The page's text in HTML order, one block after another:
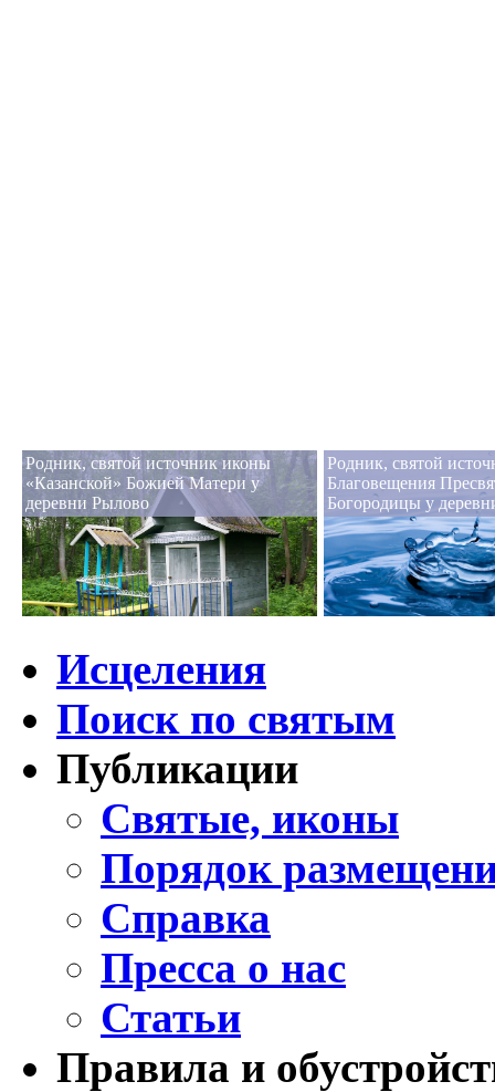
Родник, святой источник иконы
«Казанской» Божией Матери у
деревни Рылово
Родник, святой
Благовещения
Богородицы у
Исцеления
Поиск по святым
Публикации
Святые, иконы
Порядок
Справка
Пресса о нас
Статьи
Правила и